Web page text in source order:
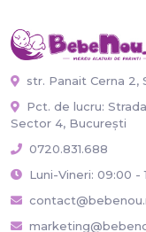
str. Panait Cerna
Pct. de lucru:
Sector 4, București
0720.831.688
Luni-Vineri: 09:00 -